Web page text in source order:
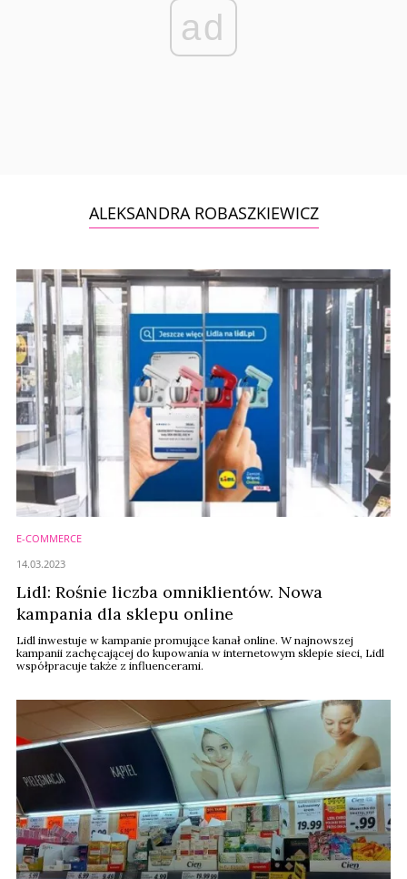
ad
ALEKSANDRA ROBASZKIEWICZ
E-COMMERCE
Lidl: Rośnie liczba omniklientów. Nowa
kampania dla sklepu online
Lidl inwestuje w kampanie promujące kanał online. W najnowszej
kampanii zachęcającej do kupowania w internetowym sklepie sieci, Lidl
współpracuje także z influencerami.
14.03.2023